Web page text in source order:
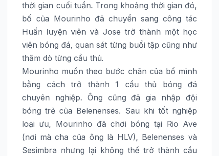
thời gian cuối tuần. Trong khoảng thời gian đó,
bố của Mourinho đã chuyển sang công tác
Huấn luyện viên và Jose trở thành một học
viên bóng đá, quan sát từng buổi tập cũng như
thăm dò từng cầu thủ.
Mourinho muốn theo bước chân của bố mình
bằng cách trở thành 1 cầu thủ bóng đá
chuyên nghiệp. Ông cũng đã gia nhập đội
bóng trẻ của Belenenses. Sau khi tốt nghiệp
loại ưu, Mourinho đã chơi bóng tại Rio Ave
(nơi mà cha của ông là HLV), Belenenses và
Sesimbra nhưng lại không thể trở thành cầu